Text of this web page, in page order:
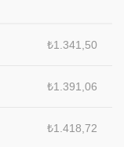
₺1.341,50
₺1.391,06
₺1.418,72